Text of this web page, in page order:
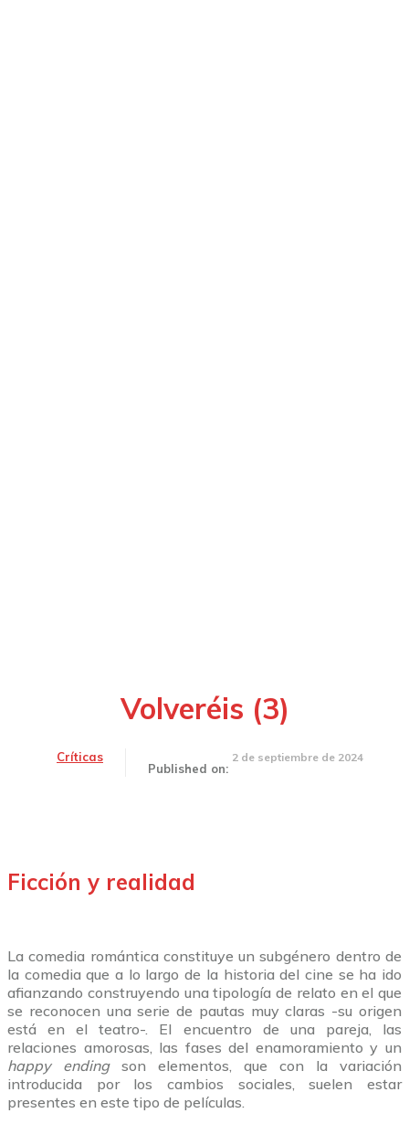
Volveréis (3)
Críticas
Published on:
2 de septiembre de 2024
Ficción y realidad
La comedia romántica constituye un subgénero dentro de
la comedia que a lo largo de la historia del cine se ha ido
afianzando construyendo una tipología de relato en el que
se reconocen una serie de pautas muy claras -su origen
está en el teatro-. El encuentro de una pareja, las
relaciones amorosas, las fases del enamoramiento y un
happy endingson elementos, que con la variación
introducida por los cambios sociales, suelen estar
presentes en este tipo de películas.